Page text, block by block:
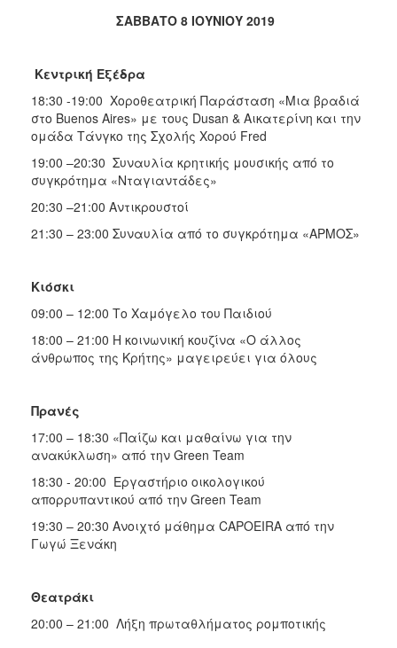
ΣΑΒΒΑΤΟ 8 ΙΟΥΝΙΟΥ 2019
Κεντρική Εξέδρα
18:30 -19:00 Χοροθεατρική Παράσταση «Μια βραδιά
στο Buenos Aires» με τους Dusan & Αικατερίνη και την
ομάδα Τάνγκο της Σχολής Χορού Fred
19:00 –20:30 Συναυλία κρητικής μουσικής από το
συγκρότημα «Νταγιαντάδες»
20:30 –21:00 Αντικρουστοί
21:30 – 23:00 Συναυλία από το συγκρότημα «ΑΡΜΟΣ»
Κιόσκι
09:00 – 12:00 Το Χαμόγελο του Παιδιού
18:00 – 21:00 Η κοινωνική κουζίνα «Ο άλλος
άνθρωπος της Κρήτης» μαγειρεύει για όλους
Πρανές
17:00 – 18:30 «Παίζω και μαθαίνω για την
ανακύκλωση» από την Green Team
18:30 - 20:00 Εργαστήριο οικολογικού
απορρυπαντικού από την Green Team
19:30 – 20:30 Ανοιχτό μάθημα CAPOEIRA από την
Γωγώ Ξενάκη
Θεατράκι
20:00 – 21:00 Λήξη πρωταθλήματος ρομποτικής